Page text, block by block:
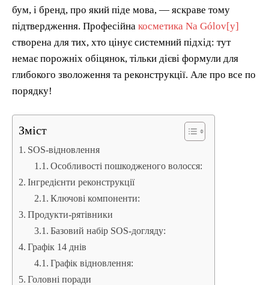
бум, і бренд, про який піде мова, — яскраве тому
підтвердження. Професійна косметика Na Gólov[y]
створена для тих, хто цінує системний підхід: тут
немає порожніх обіцянок, тільки дієві формули для
глибокого зволоження та реконструкції. Але про все по
порядку!
Зміст
SOS-відновлення
Особливості пошкодженого волосся:
Інгредієнти реконструкції
Ключові компоненти:
Продукти-рятівники
Базовий набір SOS-догляду:
Графік 14 днів
Графік відновлення:
Головні поради